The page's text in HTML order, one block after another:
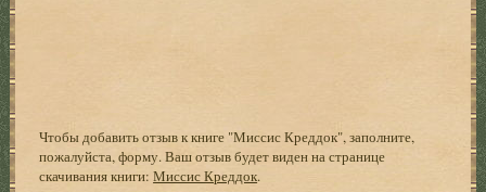
Чтобы добавить отзыв к книге "Миссис Креддок", заполните,
пожалуйста, форму. Ваш отзыв будет виден на странице
скачивания книги:Миссис Креддок.